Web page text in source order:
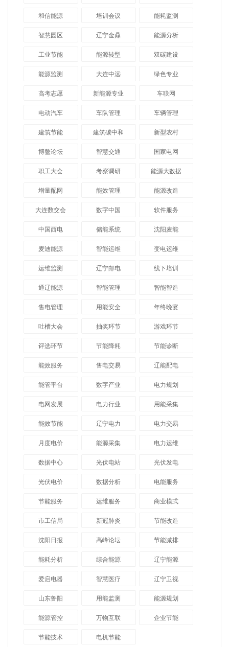
和信能源 培训会议 能耗监测
智慧园区 辽宁金鼎 能源分析
工业节能 能源转型 双碳建设
能源监测 大连中远 绿色专业
高考志愿 新能源专业 车联网
电动汽车 车队管理 车辆管理
建筑节能 建筑碳中和 新型农村
博鳌论坛 智慧交通 国家电网
职工大会 考察调研 能源大数据
增量配网 能效管理 能源改造
大连数交会 数字中国 软件服务
中国西电 储能系统 沈阳麦能
麦迪能源 智能运维 变电运维
运维监测 辽宁邮电 线下培训
通辽能源 智能管理 智能智造
售电管理 用能安全 年终晚宴
吐槽大会 抽奖环节 游戏环节
评选环节 节能降耗 节能诊断
能效服务 售电交易 辽能配电
能管平台 数字产业 电力规划
电网发展 电力行业 用能采集
能效节能 辽宁电力 电力交易
月度电价 能源采集 电力运维
数据中心 光伏电站 光伏发电
光伏电价 数据分析 电能服务
节能服务 运维服务 商业模式
市工信局 新冠肺炎 节能改造
沈阳日报 高峰论坛 节能减排
能耗分析 综合能源 辽宁能源
爱启电器 智慧医疗 辽宁卫视
山东鲁阳 用能监测 能源规划
能源管控 万物互联 企业节能
节能技术 电机节能